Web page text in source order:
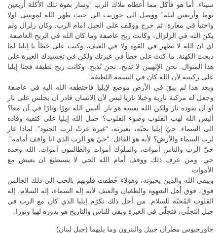
سيناء. أما هو فأكل مما أعطاه ملاك الرب “وسار بقوة تلك الأكلة أربعين
يوما وأربعين ليلة” ووصل الى حوريب الى حيث ظهر الله لموسى اولا
واختبأ في مغارة، ثم خرج ووقف على الجبل امام الرب. وكان زلزال ولم
يكن الله في الزلزال، وكانت ريح عاصفة وما كان الله في الريح العاصفة.
اي ان الله لا يظهر في القوة ولا في العنف، وكنت على خطأ يا إيليا لما
ذبحتَ الكهنة. ما كنتَ على خطأ في غيرتك ولكن في تجسيدك الغيرة على
هذا المنوال. نحن الإلهيين لا نَذبح، نحن نُذبح. وكانت ريح لطيفة فجثا إيليا
على ركبتيه لأن الله كان في النسمة اللطيفة.
وبعد هذا لم يبقَ في الأرض موضع لإيليا فاختطفه الله اليه في عاصفة
وجعل له مركبة نارية وخيلا ناريا ليس لأن الانسان قادر ان يجلس على نار
او ان تقوده نار ولكن الله نفسه هو نار. أليس الله نورًا ونارًا في آن معا؟
أليس الله لهب القلوب وضوء القلوب؟ حمل الله إيليا على كتفيه وقاده
الى السماء. حيّ إيليا بحبّه، بغيرته، “غيرة غرتُ لرب الجنود”. لماذا غار
لرب السماء والأرض؟ لأنه هو القائل: “حيّ هو الرب الذي انا واقف أمامه”.
حيّ الرب والناس أموات، والملوك أموات والظالمون أموات. الله وحده
حي، ومن عرف ذلك ووقف أمام الله الحي لا يستطيع ان يعيش مع
الأموات.
ويبقى الله والذين يحبونه، وهؤلاء خُطفت قلوبهم بالحب الى ذلك الجالس
فوق، فوق أهل الشهوة والطغيان والعنف لأنه إله السماء، إله السلام، إله
القلوب المُحبّة للسلام. من أجل ذلك نكرّم إيليا الذي كان مع الرب في
جبل التجلّي، فتجلّى في الغيرة وبقي للناس والتاريخ هو بدوره لهبا ونورا.
جاورجيوس مطران جبيل والبترون وما يليهما (جبل لبنان)